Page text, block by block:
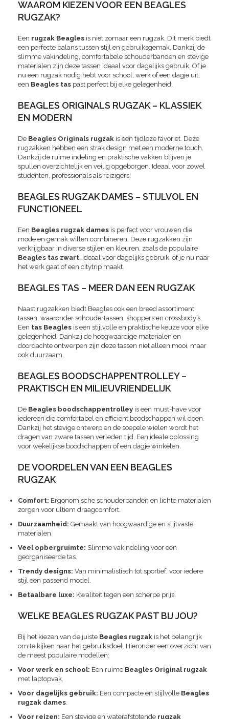
WAAROM KIEZEN VOOR EEN BEAGLES
RUGZAK?
Een rugzak Beagles is niet zomaar een rugzak. Dit merk biedt
een perfecte balans tussen stijl en gebruiksgemak. Dankzij de
slimme vakindeling, comfortabele schouderbanden en stevige
materialen zijn deze tassen ideaal voor dagelijks gebruik. Of je
nu een rugzak nodig hebt voor school, werk of een dagje uit,
een Beagles tas past perfect bij elke gelegenheid.
BEAGLES ORIGINALS RUGZAK – KLASSIEK
EN MODERN
De Beagles Originals rugzak is een tijdloze favoriet. Deze
rugzakken hebben een strak design met een moderne touch.
Dankzij de ruime indeling en praktische vakken blijven je
spullen overzichtelijk en veilig opgeborgen. Ideaal voor zowel
studenten, professionals als reizigers.
BEAGLES RUGZAK DAMES – STIJLVOL EN
FUNCTIONEEL
Een Beagles rugzak dames is perfect voor vrouwen die
mode en gemak willen combineren. Deze rugzakken zijn
verkrijgbaar in diverse stijlen en kleuren, zoals de populaire
Beagles tas zwart. Ideaal voor dagelijks gebruik, of je nu naar
het werk gaat of een citytrip maakt.
BEAGLES TAS – MEER DAN EEN RUGZAK
Naast rugzakken biedt Beagles ook een breed assortiment
tassen, waaronder schoudertassen, shoppers en crossbody’s.
Een tas Beagles is een stijlvolle en praktische keuze voor elke
gelegenheid. Dankzij de hoogwaardige materialen en
doordachte ontwerpen zijn deze tassen niet alleen mooi, maar
ook duurzaam.
BEAGLES BOODSCHAPPENTROLLEY –
PRAKTISCH EN MILIEUVRIENDELIJK
De Beagles boodschappentrolley is een must-have voor
iedereen die comfortabel en efficiënt boodschappen wil doen.
Dankzij het stevige ontwerp en de soepele wielen wordt het
dragen van zware tassen verleden tijd. Een ideale oplossing
voor wekelijkse boodschappen of een dagje winkelen.
DE VOORDELEN VAN EEN BEAGLES
RUGZAK
Comfort: Ergonomische schouderbanden en lichte materialen
zorgen voor ultiem draagcomfort.
Duurzaamheid: Gemaakt van hoogwaardige en slijtvaste
materialen.
Veel opbergruimte: Slimme vakindeling voor een
georganiseerde tas.
Trendy designs: Van minimalistisch tot sportief, voor iedere
stijl een passend model.
Betaalbare luxe: Kwaliteit tegen een scherpe prijs.
WELKE BEAGLES RUGZAK PAST BIJ JOU?
Bij het kiezen van de juiste Beagles rugzak is het belangrijk
om te kijken naar het gebruiksdoel. Hieronder een overzicht van
de meest populaire modellen:
Voor werk en school: Een ruime Beagles Original rugzak
met laptopvak.
Voor dagelijks gebruik: Een compacte en stijlvolle Beagles
rugzak dames.
Voor reizen: Een stevige en waterafstotende rugzak